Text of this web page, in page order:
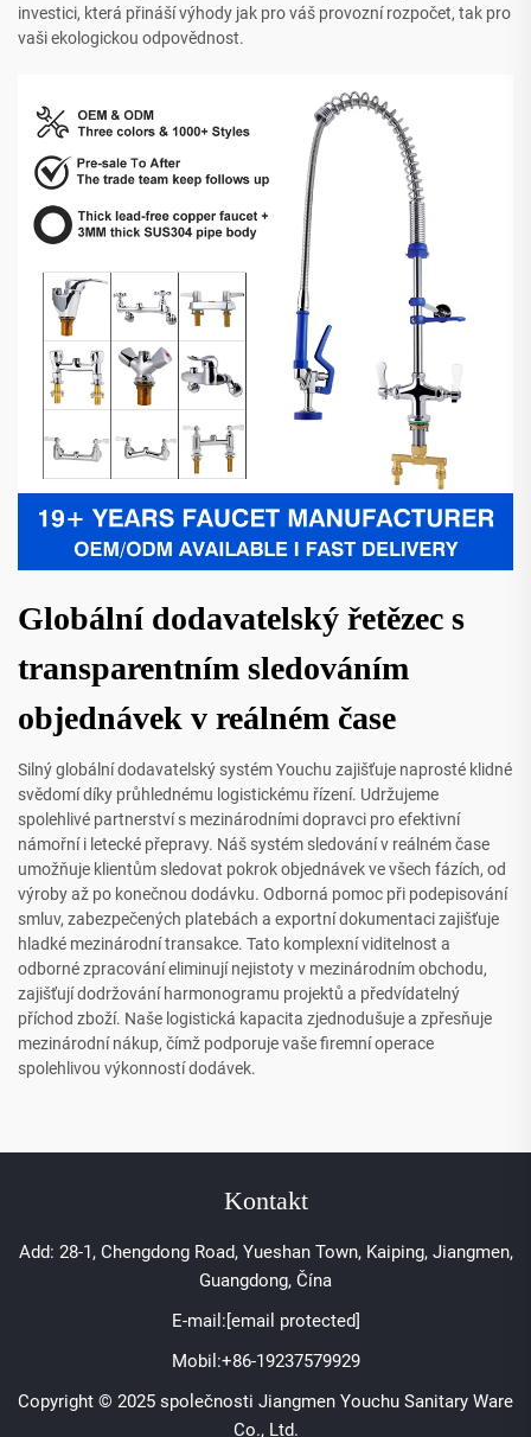
investici, která přináší výhody jak pro váš provozní rozpočet, tak pro
vaši ekologickou odpovědnost.
Globální dodavatelský řetězec s
transparentním sledováním
objednávek v reálném čase
Silný globální dodavatelský systém Youchu zajišťuje naprosté klidné
svědomí díky průhlednému logistickému řízení. Udržujeme
spolehlivé partnerství s mezinárodními dopravci pro efektivní
námořní i letecké přepravy. Náš systém sledování v reálném čase
umožňuje klientům sledovat pokrok objednávek ve všech fázích, od
výroby až po konečnou dodávku. Odborná pomoc při podepisování
smluv, zabezpečených platebách a exportní dokumentaci zajišťuje
hladké mezinárodní transakce. Tato komplexní viditelnost a
odborné zpracování eliminují nejistoty v mezinárodním obchodu,
zajišťují dodržování harmonogramu projektů a předvídatelný
příchod zboží. Naše logistická kapacita zjednodušuje a zpřesňuje
mezinárodní nákup, čímž podporuje vaše firemní operace
spolehlivou výkonností dodávek.
Kontakt
Add: 28-1, Chengdong Road, Yueshan Town, Kaiping, Jiangmen,
Guangdong, Čína
E-mail:[email protected]
Mobil:+86-19237579929
Copyright © 2025 společnosti Jiangmen Youchu Sanitary Ware
Co., Ltd.